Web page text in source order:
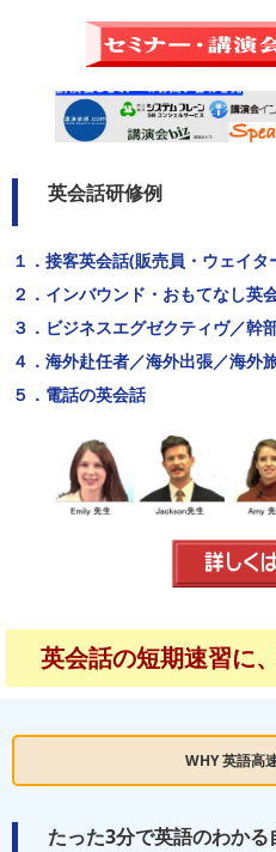
英会話研修例
１．接客英会話(販売員・ウェイ
２．インバウンド・おもてなし英
３．ビジネスエグゼクティヴ／幹
４．海外赴任者／海外出張／海外
５．電話の英会話
英会話の短期速習に
WHY 英語高
たった3分で英語のわか